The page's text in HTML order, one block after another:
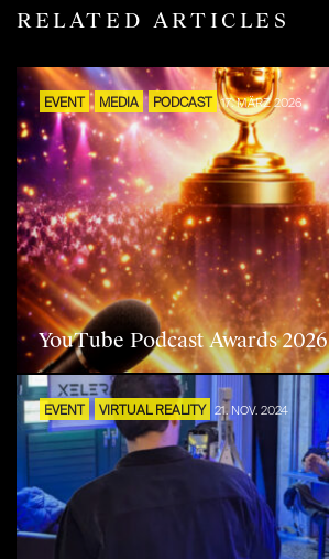
RELATED ARTICLES
EVENT MEDIA PODCAST 17. MÄRZ 2026
YouTube Podcast Awards 2026
EVENT VIRTUAL REALITY 21. NOV. 2024